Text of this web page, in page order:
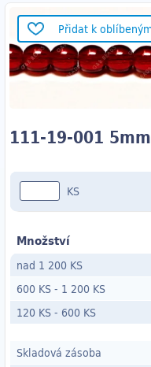
Přidat k
111-19-001
KS
Množství
nad 1 200 KS
600 KS- 1 200 KS
120 KS- 600 KS
Skladová zásoba